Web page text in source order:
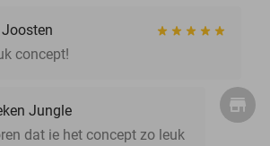
Joosten
concept!
Jungle
dat ie het concept zo leuk